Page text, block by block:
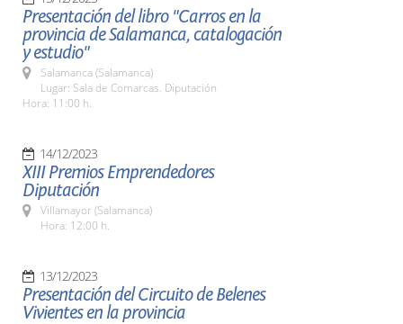
Presentación del libro "Carros en la
provincia de Salamanca, catalogación
y estudio"
Salamanca (Salamanca)
Lugar: Sala de Comarcas. Diputación
Hora: 11:00 h.
14/12/2023
XIII Premios Emprendedores
Diputación
Villamayor (Salamanca)
Hora: 12:00 h.
13/12/2023
Presentación del Circuito de Belenes
Vivientes en la provincia